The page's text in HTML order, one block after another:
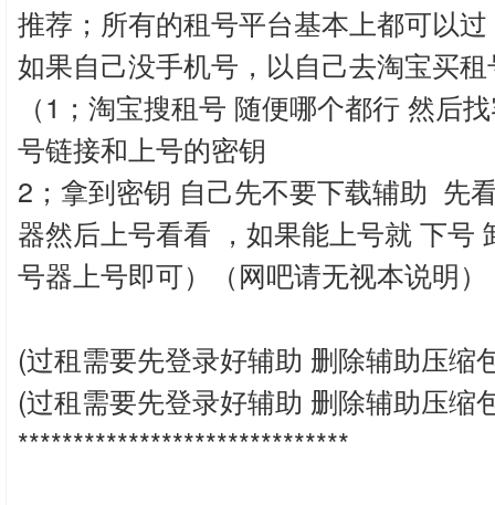
推荐；所有的租号平台基本上都可以
如果自己没手机号，以自己去淘宝买
（1；淘宝搜租号 随便哪个都行 然后
号链接和上号的密钥
2；拿到密钥 自己先不要下载辅助 先
器然后上号看看 ，如果能上号就 下号
号器上号即可）（网吧请无视本说明）
(过租需要先登录好辅助 删除辅助压缩
(过租需要先登录好辅助 删除辅助压缩
******************************